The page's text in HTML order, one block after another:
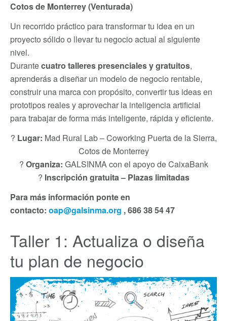
Cotos de Monterrey (Venturada)
Un recorrido práctico para transformar tu idea en un
proyecto sólido o llevar tu negocio actual al siguiente
nivel.
Durantecuatro talleres presenciales y gratuitos,
aprenderás a diseñar un modelo de negocio rentable,
construir una marca con propósito, convertir tus ideas en
prototipos reales y aprovechar la inteligencia artificial
para trabajar de forma más inteligente, rápida y eficiente.
? Lugar: Mad Rural Lab – Coworking Puerta de la Sierra,
Cotos de Monterrey
? Organiza: GALSINMA con el apoyo de CaixaBank
? Inscripción gratuita – Plazas limitadas
Para más información ponte en
contacto: oap@galsinma.org , 686 38 54 47
Taller 1: Actualiza o diseña
tu plan de negocio